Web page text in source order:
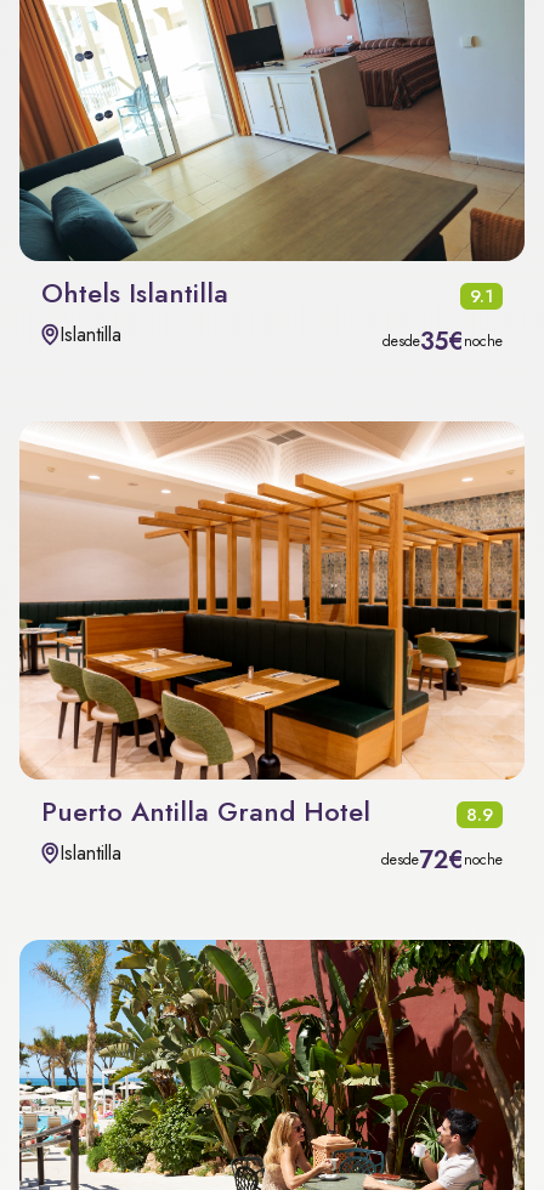
Ohtels Islantilla 9.1
Islantilla desde35€noche
Puerto Antilla Grand Hotel 8.9
Islantilla desde72€noche